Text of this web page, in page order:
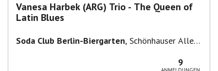
Vanesa Harbek (ARG) Trio - The Queen of
Latin Blues
Soda Club Berlin-Biergarten, Schönhauser Allee
9